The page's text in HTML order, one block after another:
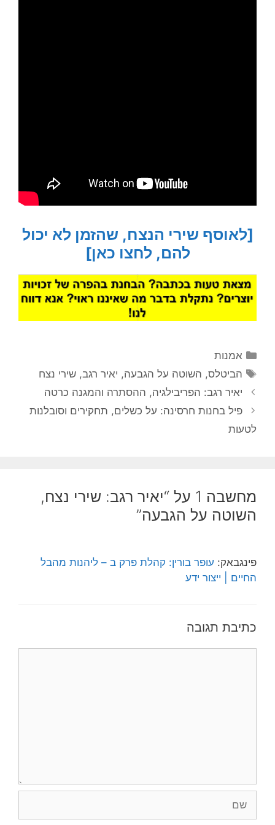
[לאוסף שירי הנצח, שהזמן לא יכול
להם, לחצו כאן]
קטגוריות
אמנות
תגיות
הביטלס, השוטה על הגבעה, יאיר רגב,שירי נצח
יאיר רגב: הפריבילגיה, ההסתרה והמגנה כרטה
פיל בחנות חרסינה: על כשלים, תחקירים וסובלנות
לטעות
מחשבה 1 על “יאיר רגב: שירי נצח,
השוטה על הגבעה”
פינגבאק: עופר בורין: קהלת פרק ב – ליהנות מהבל
החיים | ייצור ידע
כתיבת תגובה